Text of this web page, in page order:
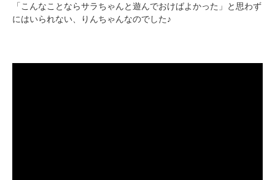
「こんなことならサラちゃんと遊んでおけばよかった」と思わず
にはいられない、りんちゃんなのでした♪